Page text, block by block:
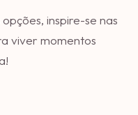
inspire-se nas
viver momentos